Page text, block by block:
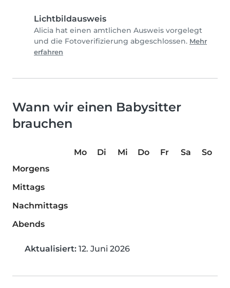
Lichtbildausweis
Alicia hat einen amtlichen Ausweis vorgelegt
und die Fotoverifizierung abgeschlossen. Mehr
erfahren
Wann wir einen Babysitter
brauchen
Mo Di Mi Do Fr Sa
So
Morgens
Mittags
Nachmittags
Abends
Aktualisiert: 12. Juni 2026